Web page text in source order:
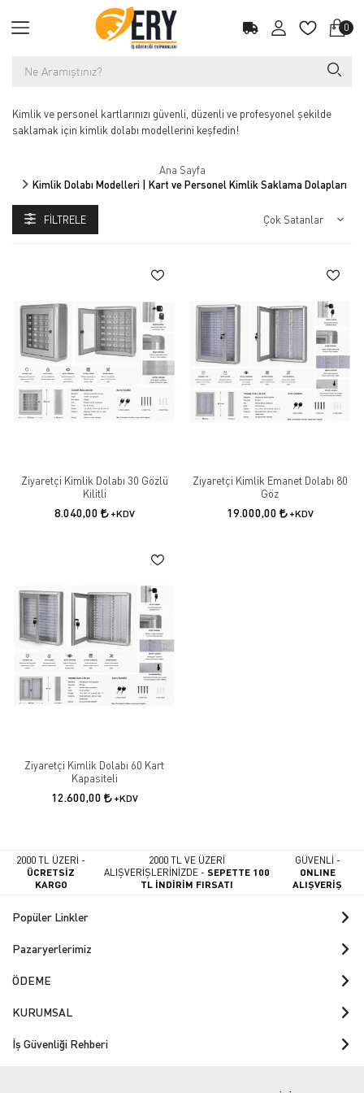
0
Kimlik ve personel kartlarınızı güvenli, düzenli ve profesyonel şekilde
saklamak için kimlik dolabı modellerini keşfedin!
Ana Sayfa
Kimlik Dolabı Modelleri | Kart ve Personel Kimlik Saklama Dolapları
FILTRELE
Ziyaretçi Kimlik Dolabı 30 Gözlü
Kilitli
8.040,00 +KDV
Ziyaretçi Kimlik Emanet Dolabı 80
Göz
19.000,00 +KDV
Ziyaretçi Kimlik Dolabı 60 Kart
Kapasiteli
12.600,00 +KDV
2000 TL ÜZERİ -
ÜCRETSİZ
KARGO
2000 TL VE ÜZERİ
ALIŞVERİŞLERİNİZDE -SEPETTE 100
TL İNDİRİM FIRSATI
GÜVENLİ -
ONLINE
ALIŞVERİŞ
Popüler Linkler
Pazaryerlerimiz
ÖDEME
KURUMSAL
İş Güvenliği Rehberi